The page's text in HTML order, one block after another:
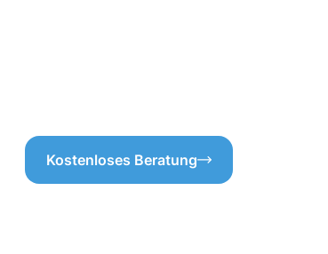
Kostenloses Beratung